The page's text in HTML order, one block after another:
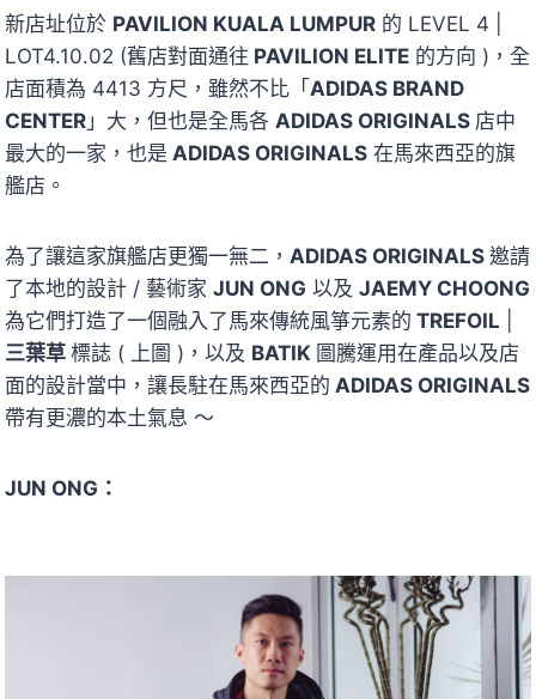
新店址位於 PAVILION KUALA LUMPUR 的 LEVEL 4 |
LOT4.10.02 (舊店對面通往 PAVILION ELITE 的方向 )，全
店面積為 4413 方尺，雖然不比「ADIDAS BRAND
CENTER 」大，但也是全馬各 ADIDAS ORIGINALS 店中
最大的一家，也是 ADIDAS ORIGINALS 在馬來西亞的旗
艦店。
為了讓這家旗艦店更獨一無二， ADIDAS ORIGINALS 邀請
了本地的設計 / 藝術家 JUN ONG 以及 JAEMY CHOONG
為它們打造了一個融入了馬來傳統風箏元素的 TREFOIL
三葉草 標誌 ( 上圖 )，以及 BATIK 圖騰運用在產品以及店
面的設計當中，讓長駐在馬來西亞的 ADIDAS ORIGINALS
帶有更濃的本土氣息 ～
JUN ONG：